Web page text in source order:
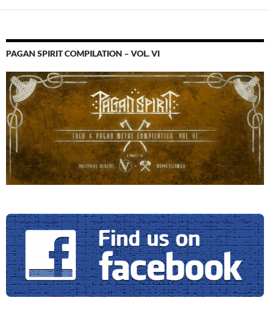
PAGAN SPIRIT COMPILATION – VOL. VI